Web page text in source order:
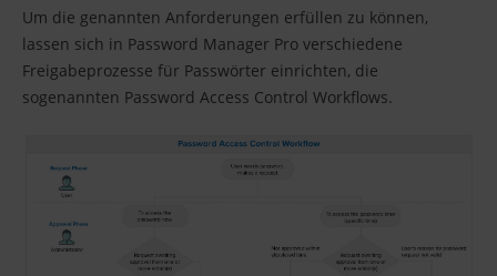
Um die genannten Anforderungen erfüllen zu können,
lassen sich in Password Manager Pro verschiedene
Freigabeprozesse für Passwörter einrichten, die
sogenannten Password Access Control Workflows.